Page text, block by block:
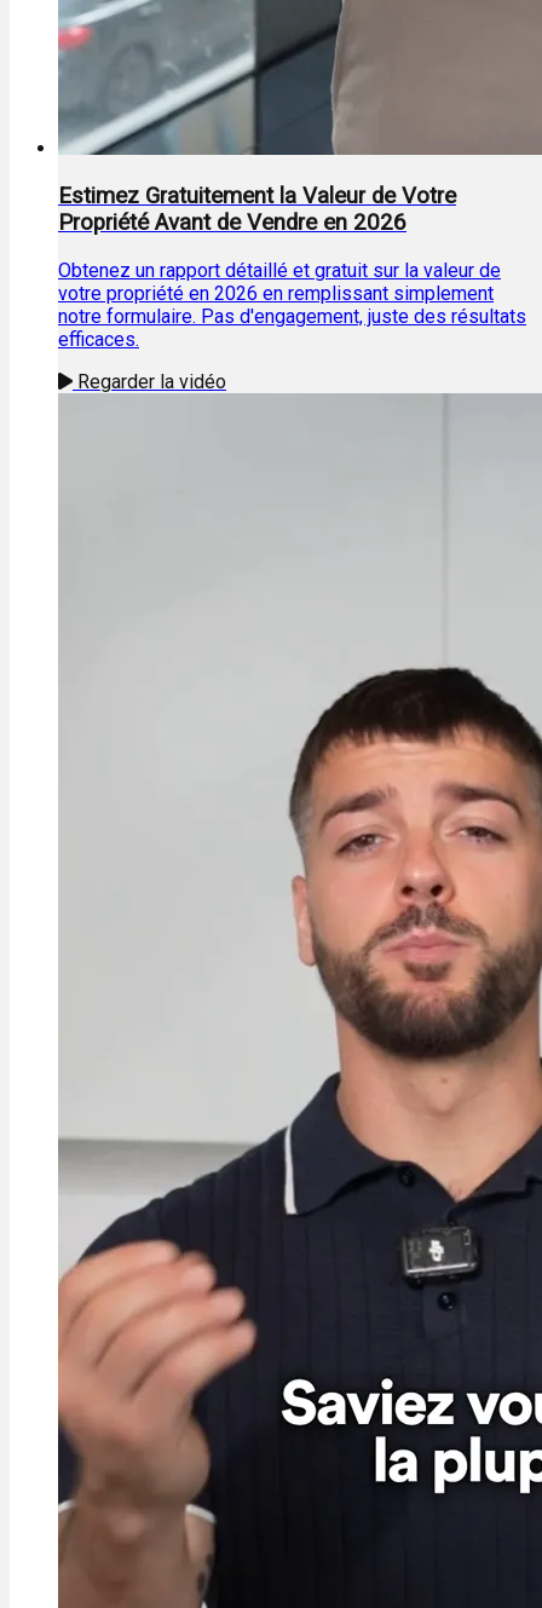
Estimez Gratuitement la Valeur de Votre
Propriété Avant de Vendre en 2026
Obtenez un rapport détaillé et gratuit sur la valeur de
votre propriété en 2026 en remplissant simplement
notre formulaire. Pas d'engagement, juste des résultats
efficaces.
Regarder la vidéo